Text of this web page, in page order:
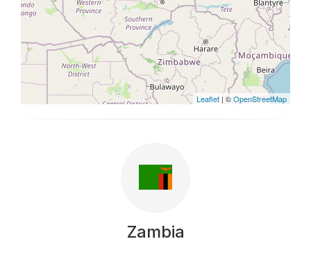
Leaflet | ©OpenStreetMap
Zambia